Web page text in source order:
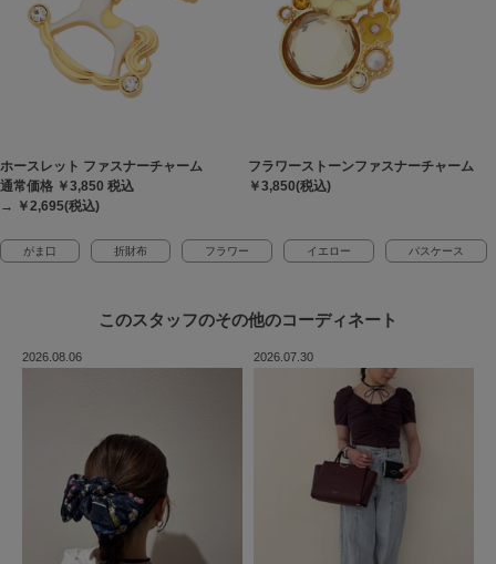
ホースレット ファスナーチャーム
通常価格 ￥3,850 税込
→ ￥2,695(税込)
フラワーストーンファスナーチャーム
￥3,850(税込)
がま口 折財布 フラワー イエロー パスケース
このスタッフのその他のコーディネート
2026.08.06 2026.07.30